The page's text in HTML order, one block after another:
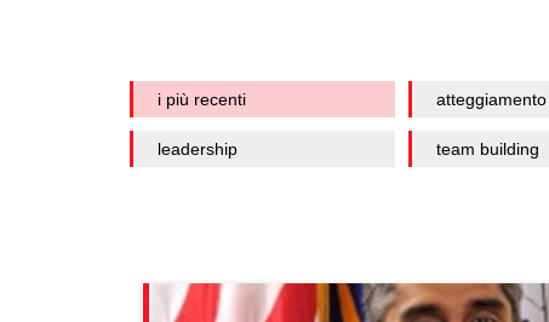
i più recenti atteggiamento
leadership team building